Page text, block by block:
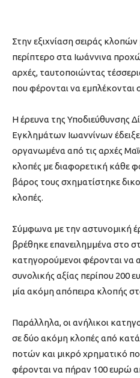
Στην εξιχνίαση σειράς
περίπτερο στα Ιωάννινα
αρχές, ταυτοποιώντας
που φέρονται να εμπλέκονται
Η έρευνα της Υποδιεύθυνσης
Εγκλημάτων Ιωαννίνων
οργανωμένα από τις αρχές
κλοπές με διαφορετική κάθε
βάρος τους σχηματίστηκε
κλοπές.
Σύμφωνα με την αστυνομική
βρέθηκε επανειλημμένα στο
κατηγορούμενοι φέρονται να
συνολικής αξίας περίπου 200
μία ακόμη απόπειρα κλοπής
Παράλληλα, οι ανήλικοι
σε δύο ακόμη κλοπές από
ποτών και μικρό χρηματικό
φέρονται να πήραν 100 ευρώ